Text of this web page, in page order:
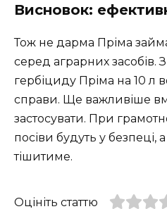
Висновок:
Тож не дарма Пріма
серед аграрних засобів.
гербіциду Пріма на 10 л
справи. Ще важливіше
застосувати. При
посіви будуть у
тішитиме.
Оцініть статтю